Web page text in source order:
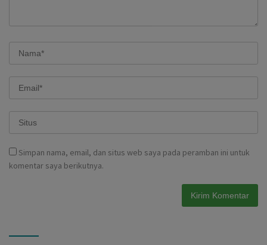
Simpan nama, email, dan situs web saya pada peramban ini untuk
komentar saya berikutnya.